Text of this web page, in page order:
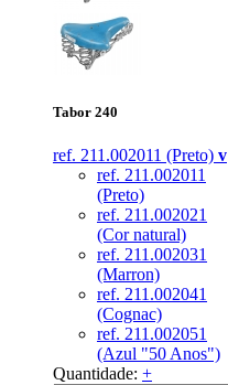
Tabor 240
ref. 211.002011 (Preto) v
ref. 211.002011
(Preto)
ref. 211.002021
(Cor natural)
ref. 211.002031
(Marron)
ref. 211.002041
(Cognac)
ref. 211.002051
(Azul "50 Anos")
Quantidade: +